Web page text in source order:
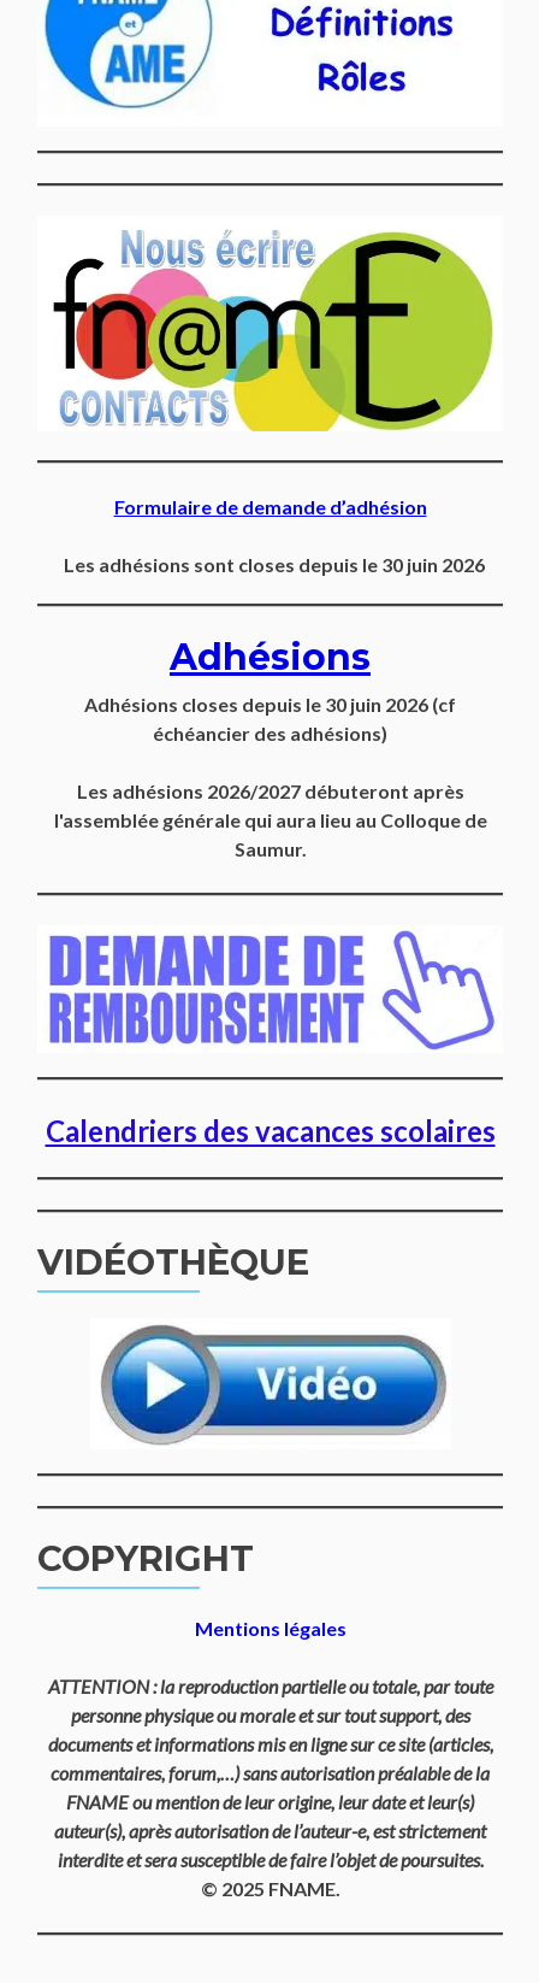
Formulaire de demande d’adhésion
Les adhésions sont closes depuis le 30 juin 2026
Adhésions
Adhésions closes depuis le 30 juin 2026 (cf
échéancier des adhésions)
Les adhésions 2026/2027 débuteront après
l'assemblée générale qui aura lieu au Colloque de
Saumur.
Calendriers des vacances scolaires
VIDÉOTHÈQUE
COPYRIGHT
Mentions légales
ATTENTION : la reproduction partielle ou totale, par toute
personne physique ou morale et sur tout support, des
documents et informations mis en ligne sur ce site (articles,
commentaires, forum,…) sans autorisation préalable de la
FNAME ou mention de leur origine, leur date et leur(s)
auteur(s), après autorisation de l’auteur-e, est strictement
interdite et sera susceptible de faire l’objet de poursuites.
© 2025 FNAME.